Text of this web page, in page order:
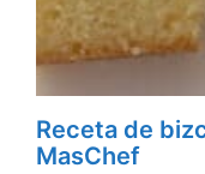
Receta de
MasChef